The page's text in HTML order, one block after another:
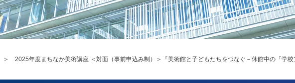
＞ 2025年度まちなか美術講座 ＜対面（事前申込み制）＞ 『美術館と子どもたちをつなぐ－休館中の「学